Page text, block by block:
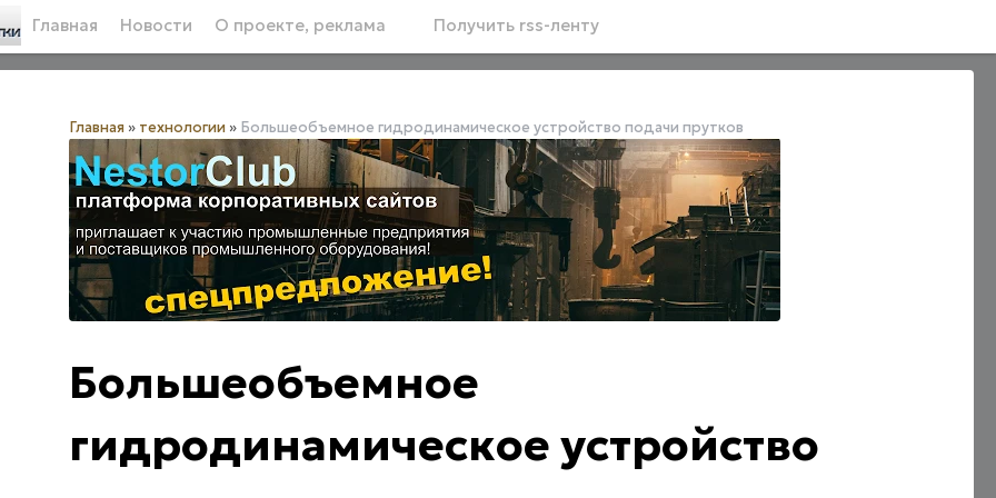
Главная Новости О проекте, реклама Получить rss-ленту
Главная » технологии » Большеобъемное гидродинамическое устройство подачи прутков
Большеобъемное
гидродинамическое устройство